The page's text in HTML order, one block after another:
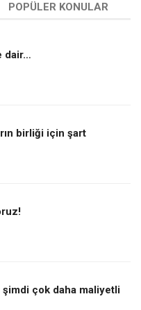
POPÜLER KONULAR
dair…
birliği için şart
şimdi çok daha maliyetli